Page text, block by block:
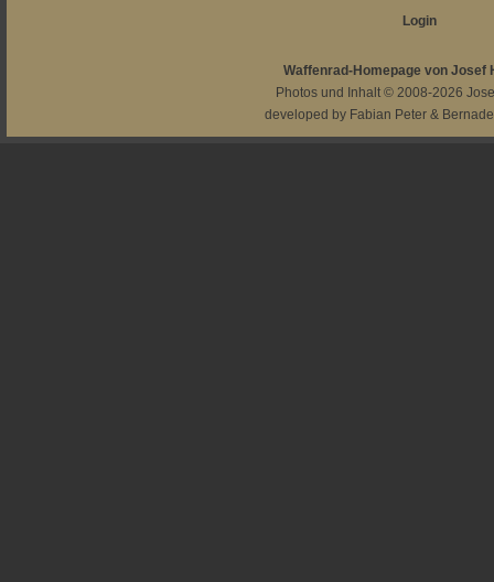
Login
Waffenrad-Homepage von Josef
Photos und Inhalt © 2008-2026
developed by Fabian Peter &